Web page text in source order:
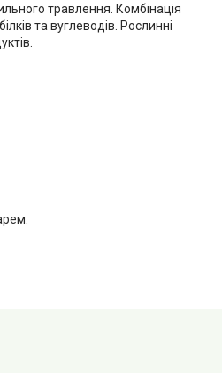
травлення. Комбінація
та вуглеводів. Рослинні